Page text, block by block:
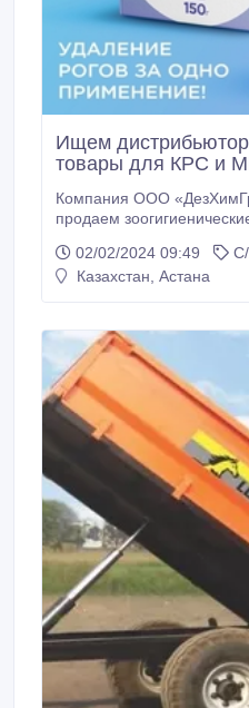
Ищем
товары для КРС и
Компания ООО «ДезХимГрупп»
продаем зоогигиенические
обезроживания * Кормовая противодиарейная
смесь * Диагностическое средство для определения
копытами КРС, МРС и Лошадей * Гель для
гигиенических и
Средства для копытных ванн *
подстилки с
эффектами * Противомаститный крем для ухода за
выменем
Возможно
БРЕНДОМ По любым вопросам и сотрудничеству
можете писать мне в чат
номеру в
02/02/2024 09:49
Казахстан, Астана